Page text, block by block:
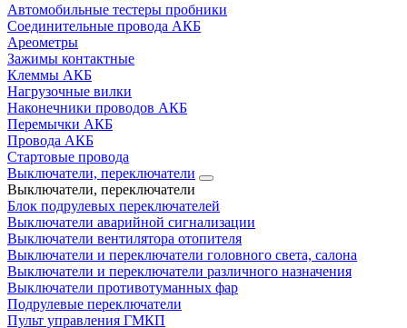
Автомобильные тестеры пробники
Соединительные провода АКБ
Ареометры
Зажимы контактные
Клеммы АКБ
Нагрузочные вилки
Наконечники проводов АКБ
Перемычки АКБ
Провода АКБ
Стартовые провода
Выключатели, переключатели
Выключатели, переключатели
Блок подрулевых переключателей
Выключатели аварийной сигнализации
Выключатели вентилятора отопителя
Выключатели и переключатели головного света, салона
Выключатели и переключатели различного назначения
Выключатели противотуманных фар
Подрулевые переключатели
Пульт управления ГМКП